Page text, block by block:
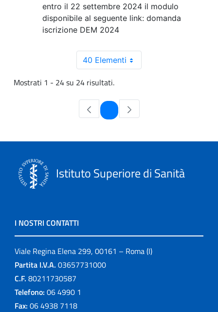
entro il 22 settembre 2024 il modulo
disponibile al seguente link: domanda
iscrizione DEM 2024
40 Elementi
Mostrati 1 - 24 su 24 risultati.
Pagina
Istituto Superiore di Sanità
I NOSTRI CONTATTI
Viale Regina Elena 299, 00161 – Roma (I)
Partita I.V.A. 03657731000
C.F. 80211730587
Telefono: 06 4990 1
Fax: 06 4938 7118